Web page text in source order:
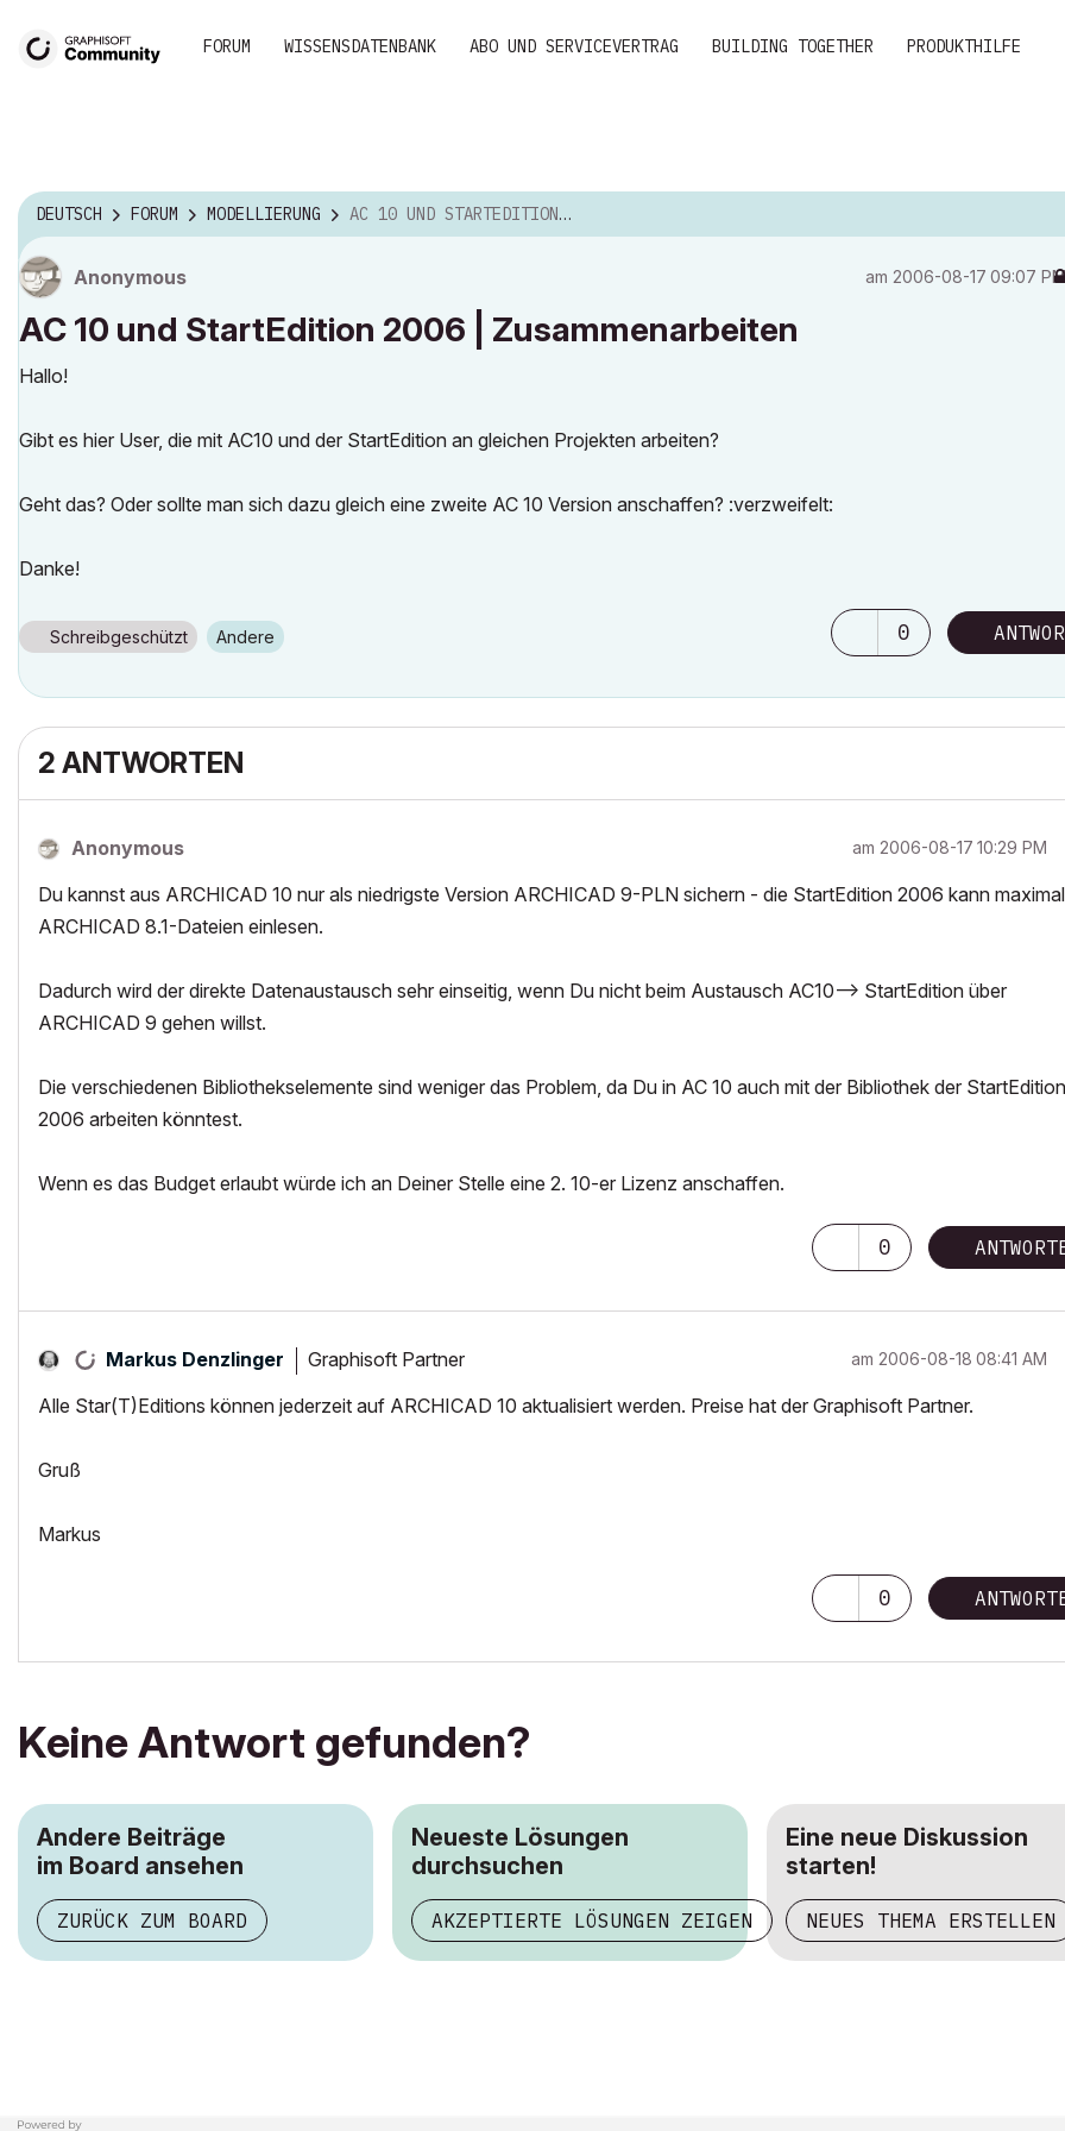
FORUM WISSENSDATENBANK ABO UND SERVICEVERTRAG BUILDING TOGETHER PRODUKTHILFE
DEUTSCH FORUM MODELLIERUNG AC 10 UND STARTEDITION 2006 | ZUSAMMENARBEITEN
Anonymous am ‎2006-08-17 09:07 PM
AC 10 und StartEdition 2006 | Zusammenarbeiten
Hallo!
Gibt es hier User, die mit AC10 und der StartEdition an gleichen Projekten arbeiten?
Geht das? Oder sollte man sich dazu gleich eine zweite AC 10 Version anschaffen? :verzweifelt:
Danke!
Schreibgeschützt Andere 0
2 ANTWORTEN
Anonymous am ‎2006-08-17 10:29 PM
Du kannst aus ARCHICAD 10 nur als niedrigste Version ARCHICAD 9-PLN sichern - die StartEdition 2006 kann maximal
ARCHICAD 8.1-Dateien einlesen.
Dadurch wird der direkte Datenaustausch sehr einseitig, wenn Du nicht beim Austausch AC10--> StartEdition über
ARCHICAD 9 gehen willst.
Die verschiedenen Bibliothekselemente sind weniger das Problem, da Du in AC 10 auch mit der Bibliothek der StartEdition
2006 arbeiten könntest.
Wenn es das Budget erlaubt würde ich an Deiner Stelle eine 2. 10-er Lizenz anschaffen.
0
Markus Denzlinger Graphisoft Partner am ‎2006-08-18 08:41 AM
Alle Star(T)Editions können jederzeit auf ARCHICAD 10 aktualisiert werden. Preise hat der Graphisoft Partner.
Gruß
Markus
0
Keine Antwort gefunden?
Andere Beiträge
im Board ansehen
ZURÜCK ZUM BOARD
Neueste Lösungen
durchsuchen
AKZEPTIERTE LÖSUNGEN ZEIGEN
Eine neue Diskussion
starten!
NEUES THEMA ERSTELLEN